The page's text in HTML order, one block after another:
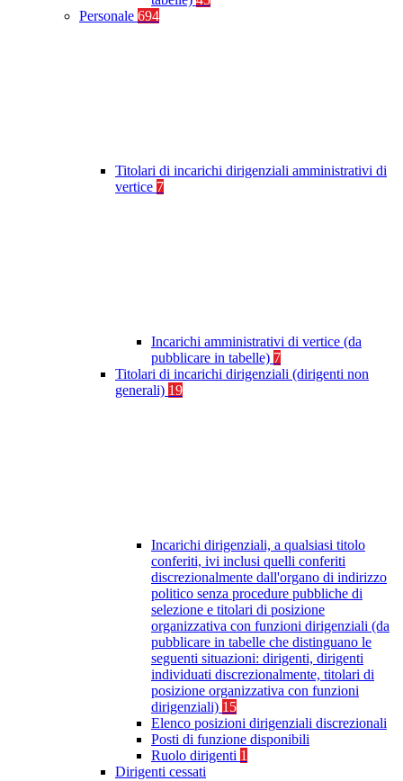
Personale 694
Titolari di incarichi dirigenziali amministrativi di
vertice 7
Incarichi amministrativi di vertice (da
pubblicare in tabelle) 7
Titolari di incarichi dirigenziali (dirigenti non
generali) 19
Incarichi dirigenziali, a qualsiasi titolo
conferiti, ivi inclusi quelli conferiti
discrezionalmente dall'organo di indirizzo
politico senza procedure pubbliche di
selezione e titolari di posizione
organizzativa con funzioni dirigenziali (da
pubblicare in tabelle che distinguano le
seguenti situazioni: dirigenti, dirigenti
individuati discrezionalmente, titolari di
posizione organizzativa con funzioni
dirigenziali) 15
Elenco posizioni dirigenziali discrezionali
Posti di funzione disponibili
Ruolo dirigenti 1
Dirigenti cessati